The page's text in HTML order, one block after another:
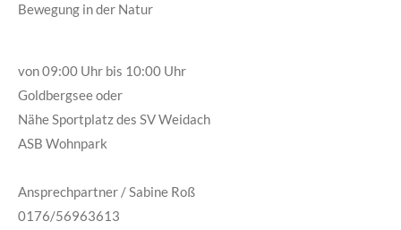
Bewegung in der Natur
von 09:00 Uhr bis 10:00 Uhr
Goldbergsee oder
Nähe Sportplatz des SV Weidach
ASB Wohnpark
Ansprechpartner / Sabine Roß
0176/56963613